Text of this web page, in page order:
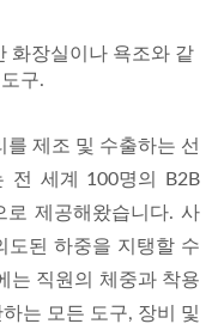
화장실이나 욕조와 같
구.
제조 및 수출하는 선
전 세계 100명의 B2B
로 제공해왔습니다. 사
도된 하중을 지탱할 수
는 직원의 체중과 착용
는 모든 도구, 장비 및